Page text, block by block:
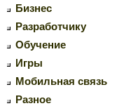
Бизнес
Разработчику
Обучение
Игры
Мобильная связь
Разное